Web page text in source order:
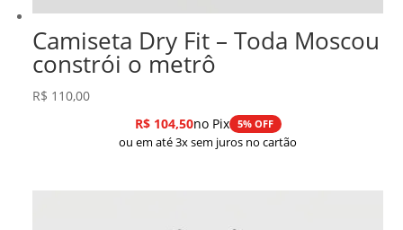
Camiseta Dry Fit – Toda Moscou
constrói o metrô
R$ 110,00
R$104,50no Pix 5% OFF
ou em até 3x sem juros no cartão